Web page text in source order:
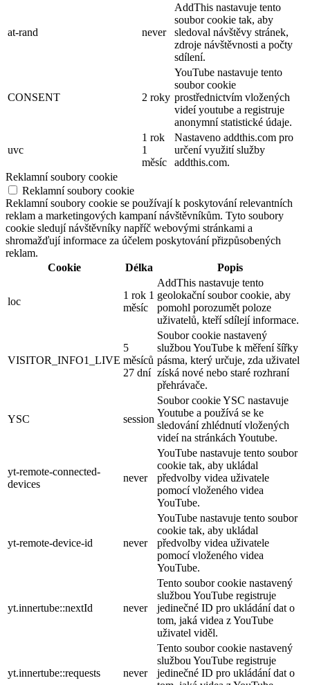
at-rand never
AddThis nastavuje tento
soubor cookie tak, aby
sledoval návštěvy stránek,
zdroje návštěvnosti a počty
sdílení.
CONSENT 2 roky
YouTube nastavuje tento
soubor cookie
prostřednictvím vložených
videí youtube a registruje
anonymní statistické údaje.
uvc
1 rok
1
měsíc
Nastaveno addthis.com pro
určení využití služby
addthis.com.
Reklamní soubory cookie
Reklamní soubory cookie
Reklamní soubory cookie se používají k poskytování relevantních
reklam a marketingových kampaní návštěvníkům. Tyto soubory
cookie sledují návštěvníky napříč webovými stránkami a
shromažďují informace za účelem poskytování přizpůsobených
reklam.
Cookie
Délka Popis
loc
1 rok 1
měsíc
AddThis nastavuje tento
geolokační soubor cookie, aby
pomohl porozumět poloze
uživatelů, kteří sdílejí informace.
VISITOR_INFO1_LIVE
5
měsíců
27 dní
Soubor cookie nastavený
službou YouTube k měření šířky
pásma, který určuje, zda uživatel
získá nové nebo staré rozhraní
přehrávače.
YSC session
Soubor cookie YSC nastavuje
Youtube a používá se ke
sledování zhlédnutí vložených
videí na stránkách Youtube.
yt-remote-connected-
devices
never
YouTube nastavuje tento soubor
cookie tak, aby ukládal
předvolby videa uživatele
pomocí vloženého videa
YouTube.
yt-remote-device-id never
YouTube nastavuje tento soubor
cookie tak, aby ukládal
předvolby videa uživatele
pomocí vloženého videa
YouTube.
yt.innertube::nextId never
Tento soubor cookie nastavený
službou YouTube registruje
jedinečné ID pro ukládání dat o
tom, jaká videa z YouTube
uživatel viděl.
yt.innertube::requests never
Tento soubor cookie nastavený
službou YouTube registruje
jedinečné ID pro ukládání dat o